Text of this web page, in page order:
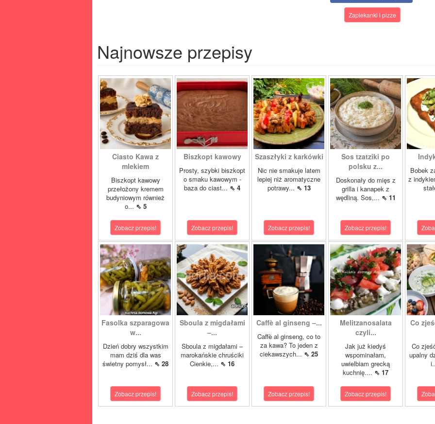
Zapiekanki i pizze
Najnowsze przepisy
Ciasto Kawa z
mlekiem
Biszkopt kawowy
przełożony kremem
budyniowym również
o... ⇖ 5
Zobacz przepis!
Biszkopt kawowy
Prosty, szybki biszkopt
o smaku kawowym -
baza do ciast... ⇖ 4
Zobacz przepis!
Szaszłyki z karkówki
Nic nie smakuje latem
lepiej niż aromatyczne
potrawy... ⇖ 13
Zobacz przepis!
Sos tzatziki po
polsku z...
Doskonały do mięs z
grilla i kanapek z
wędliną. Sos,... ⇖ 11
Zobacz przepis!
Bobek
z
Fasolka szparagowa
w...
Dzień dobry wszystkim
mam dziś dla was
świetny pomysł... ⇖ 28
Zobacz przepis!
Sboula z migdałami
–...
Sboula z migdałami –
marokańskie chruściki
Cienkie,... ⇖ 16
Zobacz przepis!
Caffè al ginseng –...
Caffè al ginseng, co to
za kawa? To jeden z
ciekawszych... ⇖ 25
Zobacz przepis!
Melitzanosalata
czyli...
Jak już kiedyś
wspominałam,
uwielbiam grecką
kuchnię.... ⇖ 17
Zobacz przepis!
Co
Co
upalny